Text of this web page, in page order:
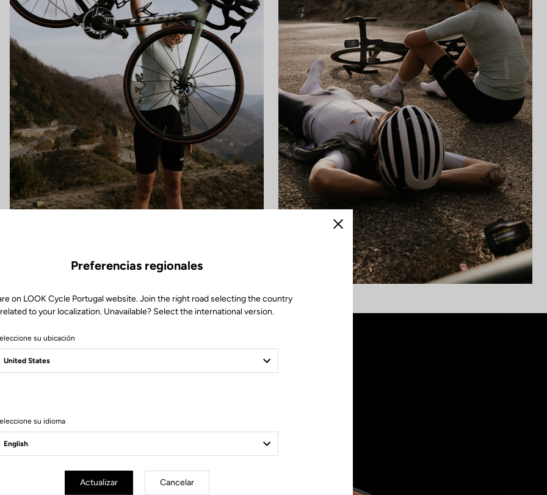
Cerrar
Preferencias regionales
on LOOK Cycle Portugal website. Join the right road selecting the country
related to your localization. Unavailable? Select the international version.
su ubicación
su idioma
Actualizar Cancelar